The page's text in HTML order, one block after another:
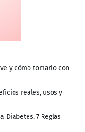
y cómo tomarlo con
reales, usos y
Diabetes: 7 Reglas